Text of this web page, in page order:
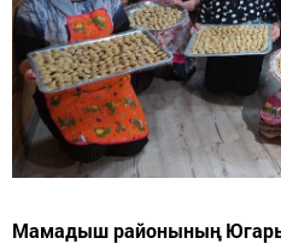
Мамадыш районының